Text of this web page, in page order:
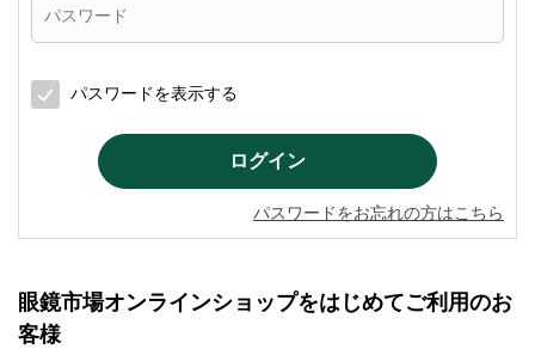
パスワードを表示する
パスワードをお忘れの方はこちら
眼鏡市場オンラインショップをはじめてご利用のお
客様